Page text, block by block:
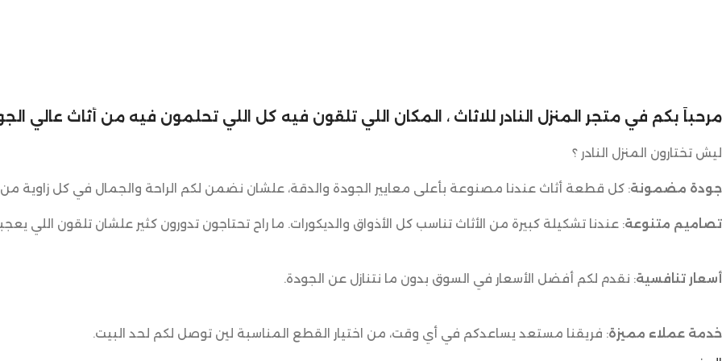
مرحباً بكم في متجر المنزل النادر للاثاث ، المكان اللي تلقون فيه كل اللي تحلمون فيه من أثاث عالي
ليش تختارون المنزل النادر ؟
جودة مضمونة: كل قطعة أثاث عندنا مصنوعة بأعلى معايير الجودة والدقة، علشان نضمن لكم الراحة والجمال في كل زاوية من
تصاميم متنوعة: عندنا تشكيلة كبيرة من الأثاث تناسب كل الأذواق والديكورات. ما راح تحتاجون تدورون كثير علشان تلقون اللي
أسعار تنافسية: نقدم لكم أفضل الأسعار في السوق بدون ما نتنازل عن الجودة.
خدمة عملاء مميزة: فريقنا مستعد يساعدكم في أي وقت، من اختيار القطع المناسبة لين توصل لكم لحد البيت.